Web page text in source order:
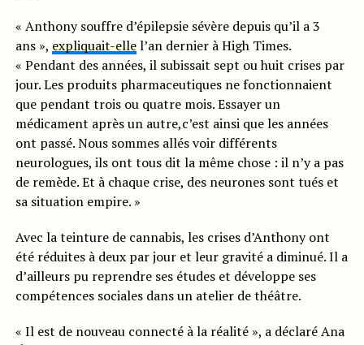
« Anthony souffre d’épilepsie sévère depuis qu’il a 3
ans », expliquait-ellel’an dernier à High Times.
« Pendant des années, il subissait sept ou huit crises par
jour. Les produits pharmaceutiques ne fonctionnaient
que pendant trois ou quatre mois. Essayer un
médicament après un autre,c’est ainsi que les années
ont passé. Nous sommes allés voir différents
neurologues, ils ont tous dit la même chose : il n’y a pas
de remède. Et à chaque crise, des neurones sont tués et
sa situation empire. »
Avec la teinture de cannabis, les crises d’Anthony ont
été réduites à deux par jour et leur gravité a diminué. Il a
d’ailleurs pu reprendre ses études et développe ses
compétences sociales dans un atelier de théâtre.
« Il est de nouveau connecté à la réalité », a déclaré Ana